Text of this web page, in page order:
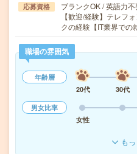
応募資格
ブランクOK / 英語力不
【歓迎/経験】テレフ
クの経験【IT業界で
職場の雰囲気
年齢層
20代
30代
男女比率
女性
も